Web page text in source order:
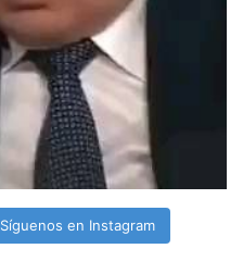
Síguenos en Instagram